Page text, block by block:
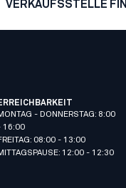
VERKAUFSSTELLE
- DONNERSTAG: 8:00
16:00
08:00 - 13:00
12:00 - 12:30